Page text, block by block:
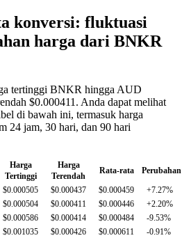
konversi: fluktuasi
harga dari BNKR
tertinggi BNKR hingga AUD
$0.000411. Anda dapat melihat
di bawah ini, termasuk harga
24 jam, 30 hari, dan 90 hari
Harga
Tertinggi
Harga
Terendah
Rata-rata
Perubahan
$0.000505 $0.000437 $0.000459
+7.27%
$0.000504 $0.000411 $0.000446
+2.20%
$0.000586 $0.000414 $0.000484
-9.53%
$0.001035 $0.000426 $0.000611 -0.91%